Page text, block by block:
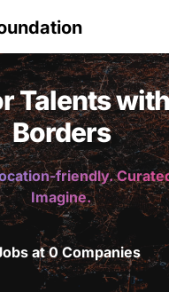
Talents
Borders
friendly.
Imagine.
at 0 Companies